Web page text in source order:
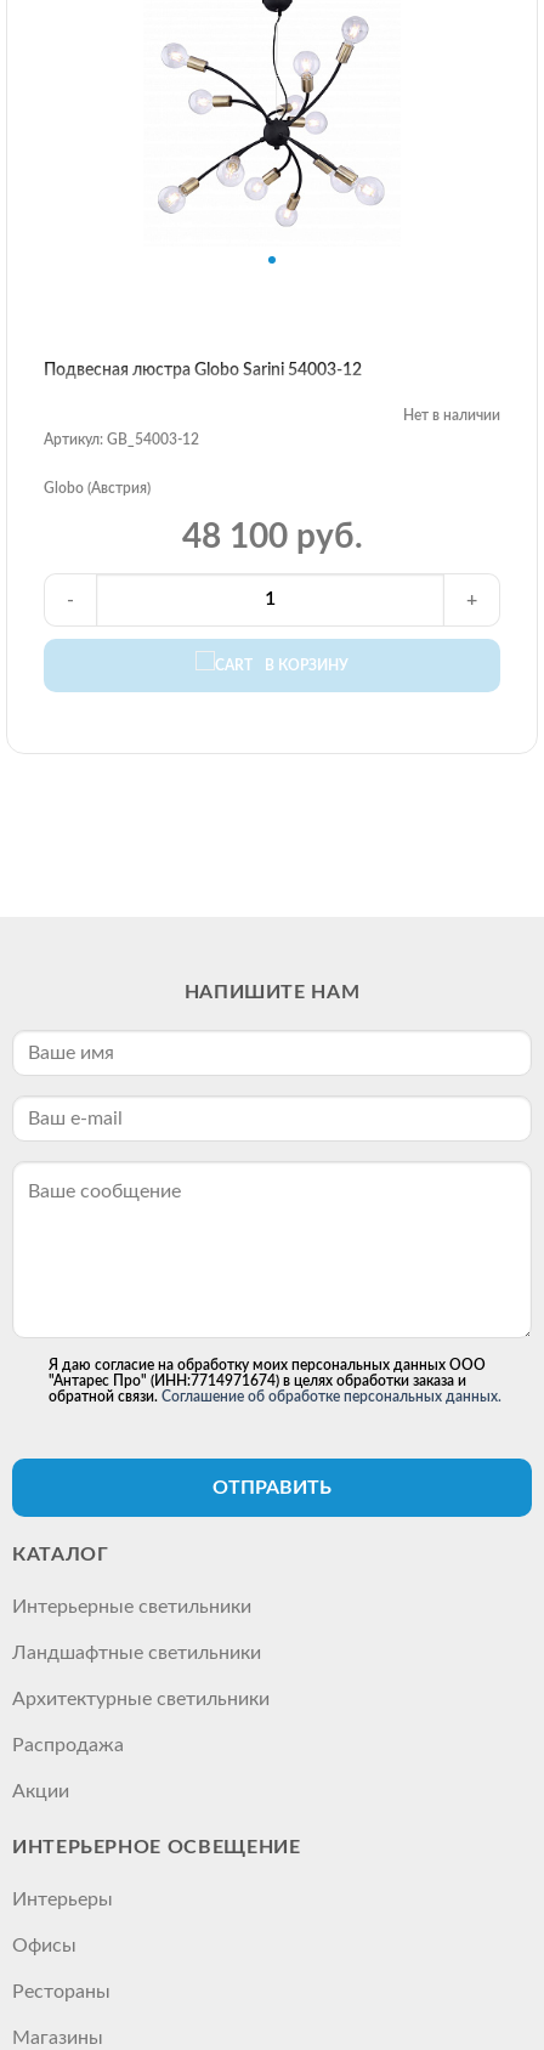
Подвесная люстра Globo Sarini 54003-12
Нет в наличии
Артикул: GB_54003-12
Globo (Австрия)
48 100 руб.
В КОРЗИНУ
- +
НАПИШИТЕ НАМ
Я даю согласие на обработку моих персональных данных ООО
"Антарес Про" (ИНН:7714971674) в целях обработки заказа и
обратной связи. Соглашение об обработке персональных данных.
ОТПРАВИТЬ
КАТАЛОГ
Интерьерные светильники
Ландшафтные светильники
Архитектурные светильники
Распродажа
Акции
ИНТЕРЬЕРНОЕ ОСВЕЩЕНИЕ
Интерьеры
Офисы
Рестораны
Магазины